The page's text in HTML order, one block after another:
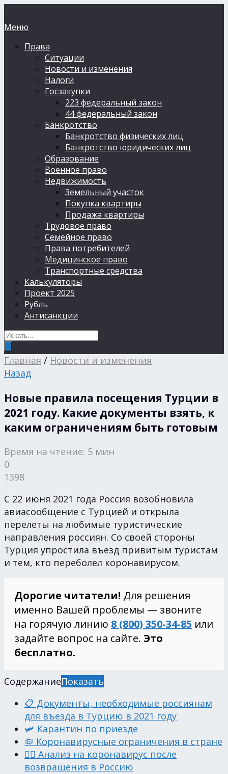
Меню
Права
Ситуации
Новости и изменения
Налоги
Госзакупки
223 федеральный закон
44 федеральный закон
Банкротство
Банкротство физических лиц
Банкротство юридических лиц
Образование
Военное право
Недвижимость
Земельный участок
Покупка квартиры
Продажа квартиры
Трудовое право
Семейное право
Права потребителей
Медицинское право
Транспортные средства
Калькуляторы
Проект 2025
Рубль
Антисанкции
Главная / Новости и изменения
Назад
Новые правила посещения Турции в
2021 году. Какие документы взять, к
каким ограничениям быть готовым
Время на чтение: 5 мин
0
1398
С 22 июня 2021 года Россия возобновила
авиасообщение с Турцией и открыла
перелеты на любимые туристические
направления россиян. Со своей стороны
Турция упростила въезд привитым туристам
и тем, кто переболел коронавирусом.
Дорогие читатели! Для решения
именно Вашей проблемы — звоните
на горячую линию 8 (800) 350-34-85 или
задайте вопрос на сайте. Это
бесплатно.
СодержаниеПоказать
📋 Документы, необходимые россиянам
для въезда в Турцию в 2021 году
🛩 Карантин по приезде
🦠 Коронавирусные ограничения в стране
👩‍⚕️ Анализ на коронавирус после
возвращения в Россию